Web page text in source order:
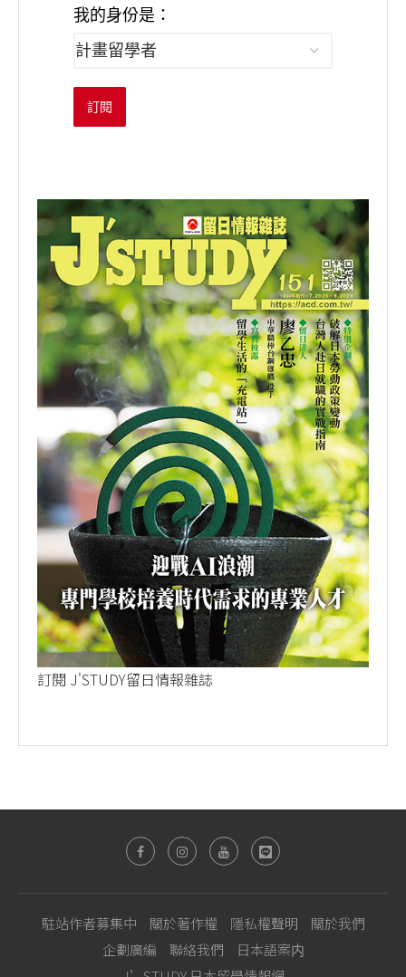
我的身份是：
訂閱
訂閱 J'STUDY留日情報雜誌
駐站作者募集中 關於著作權 隱私權聲明
關於我們
企劃廣編
聯絡我們
日本語案内